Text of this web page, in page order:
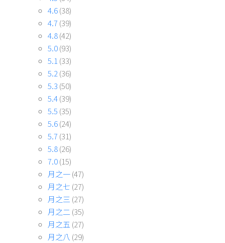
4.6(38)
4.7 (39)
4.8(42)
5.0(93)
5.1 (33)
5.2 (36)
5.3 (50)
5.4(39)
5.5 (35)
5.6(24)
5.7 (31)
5.8(26)
7.0(15)
月之一(47)
月之七 (27)
月之三 (27)
月之二 (35)
月之五 (27)
月之八 (29)